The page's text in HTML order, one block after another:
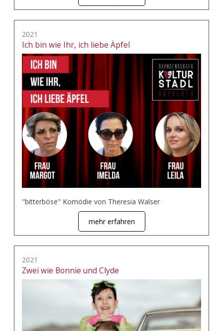
2021
Ich bin wie Ihr, ich liebe Äpfel
"bitterböse" Komödie von Theresia Walser
mehr erfahren
2021
Zwei wie Bonnie und Clyde